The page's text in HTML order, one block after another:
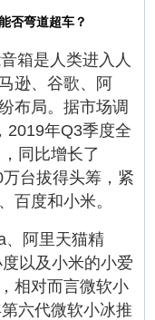
弯道超车？
箱是人类进入人
逊、谷歌、阿
布局。据市场调
2019年Q3季度全
同比增长了
台拔得头筹，紧
百度和小米。
阿里天猫精
以及小米的小爱
相对而言微软小
六代微软小冰推